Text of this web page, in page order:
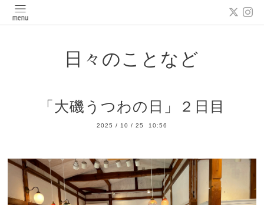
日々のことなど
「大磯うつわの日」２日目
2025 / 10 / 25 10:56